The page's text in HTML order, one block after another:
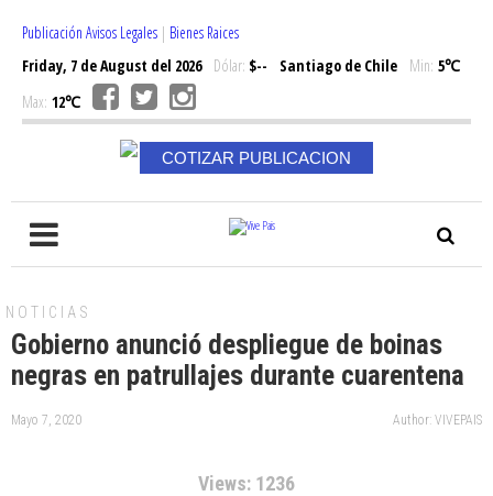
Publicación Avisos Legales | Bienes Raices
Friday, 7 de August del 2026Dólar: $-- Santiago de Chile Min: 5℃
Max: 12℃
COTIZAR PUBLICACION
NOTICIAS
Gobierno anunció despliegue de boinas
negras en patrullajes durante cuarentena
Mayo 7, 2020 Author: VIVEPAIS
Views: 1236